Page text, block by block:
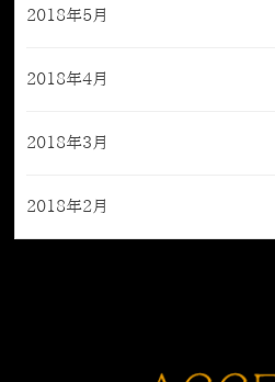
2018年5月
2018年4月
2018年3月
2018年2月